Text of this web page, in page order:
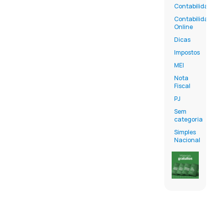
Contabilidade
Contabilidade
Online
Dicas
Impostos
MEI
Nota
Fiscal
PJ
Sem
categoria
Simples
Nacional